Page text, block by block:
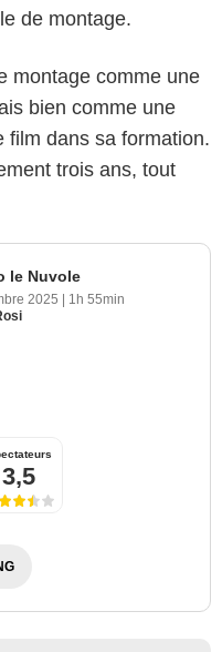
de montage.
montage comme une
bien comme une
film dans sa formation.
trois ans, tout
le Nuvole
2025 | 1h 55min
3,5